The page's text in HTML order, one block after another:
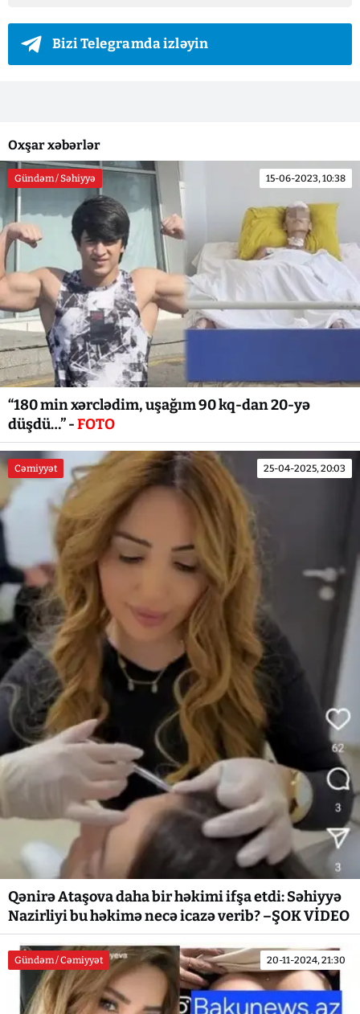
Bizi Telegramda izləyin
Oxşar xəbərlər
Gündəm / Səhiyyə 15-06-2023, 10:38
“180 min xərclədim, uşağım 90 kq-dan 20-yə
düşdü…” -FOTO
Cəmiyyət 25-04-2025, 20:03
Qənirə Ataşova daha bir həkimi ifşa etdi: Səhiyyə
Nazirliyi bu həkimə necə icazə verib? –ŞOK VİDEO
Gündəm / Cəmiyyət 20-11-2024, 21:30